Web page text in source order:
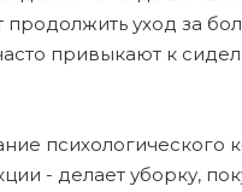
уход за
привыкают к
психологического
- делает уборку,